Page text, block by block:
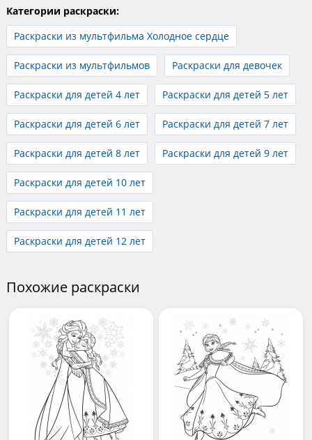
Категории раскраски:
Раскраски из мультфильма Холодное сердце
Раскраски из мультфильмов Раскраски для девочек
Раскраски для детей 4 лет Раскраски для детей 5 лет
Раскраски для детей 6 лет Раскраски для детей 7 лет
Раскраски для детей 8 лет Раскраски для детей 9 лет
Раскраски для детей 10 лет
Раскраски для детей 11 лет
Раскраски для детей 12 лет
Похожие раскраски